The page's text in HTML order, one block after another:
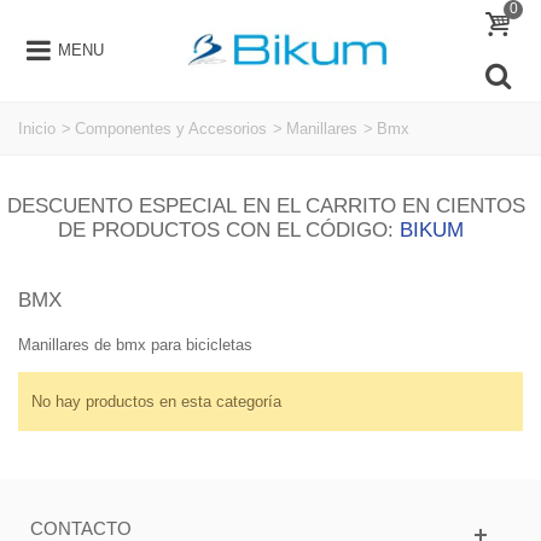
MENU
0
Inicio > Componentes y Accesorios > Manillares > Bmx
DESCUENTO ESPECIAL EN EL CARRITO EN CIENTOS
DE PRODUCTOS CON EL CÓDIGO: BIKUM
BMX
Manillares de bmx para bicicletas
No hay productos en esta categoría
CONTACTO